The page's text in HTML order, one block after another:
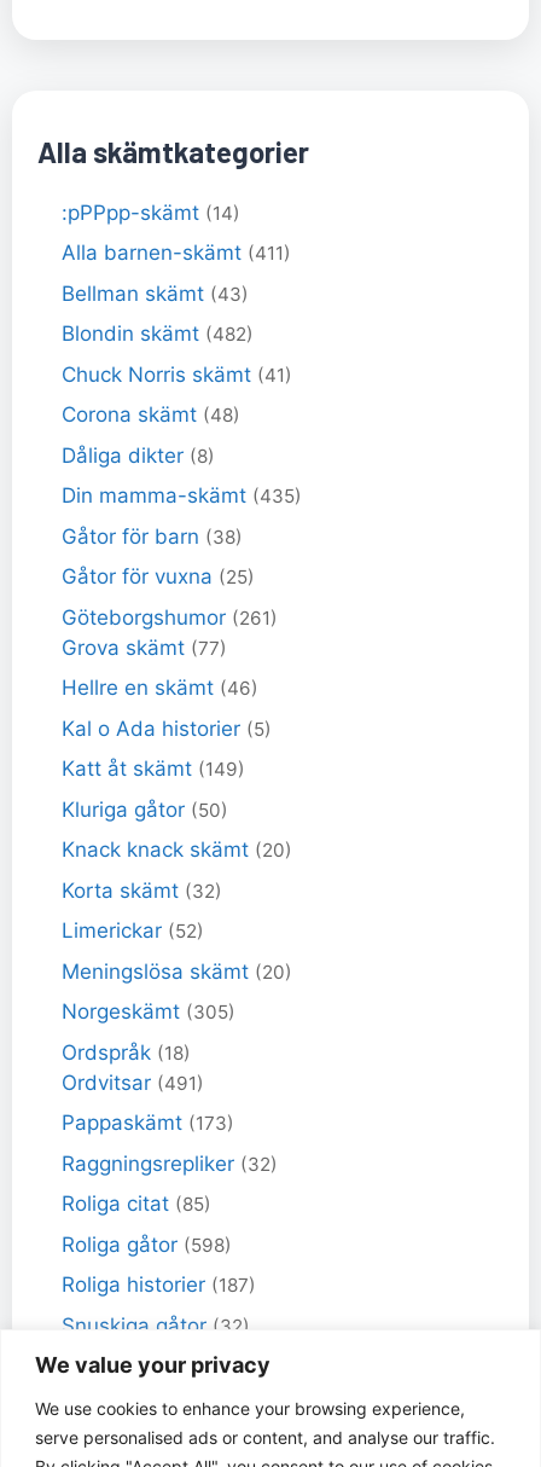
We value your privacy
We use cookies to enhance your browsing experience,
serve personalised ads or content, and analyse our traffic.
Alla skämtkategorier
:pPPpp-skämt (14)
Alla barnen-skämt (411)
Bellman skämt (43)
Blondin skämt (482)
Chuck Norris skämt (41)
Corona skämt (48)
Dåliga dikter (8)
Din mamma-skämt (435)
Gåtor för barn (38)
Gåtor för vuxna (25)
Göteborgshumor (261)
Grova skämt (77)
Hellre en skämt (46)
Kal o Ada historier (5)
Katt åt skämt (149)
Kluriga gåtor (50)
Knack knack skämt (20)
Korta skämt (32)
Limerickar (52)
Meningslösa skämt (20)
Norgeskämt (305)
Ordspråk (18)
Ordvitsar (491)
Pappaskämt (173)
Raggningsrepliker (32)
Roliga citat (85)
Roliga gåtor (598)
Roliga historier (187)
Snuskiga gåtor (32)
Snuskiga skämt(98)
Sportskämt (18)
Torra skämt (461)